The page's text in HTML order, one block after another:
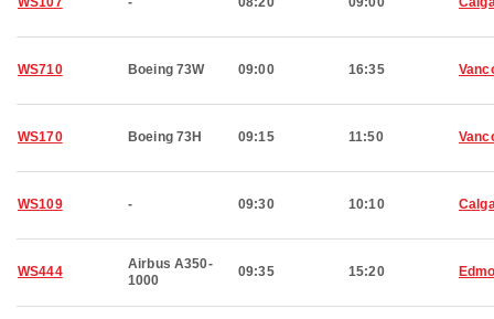
WS710 Boeing 73W 09:00 16:35
WS170 Boeing 73H 09:15 11:50
WS109 - 09:30 10:10
WS444
Airbus A350-
1000
09:35 15:20